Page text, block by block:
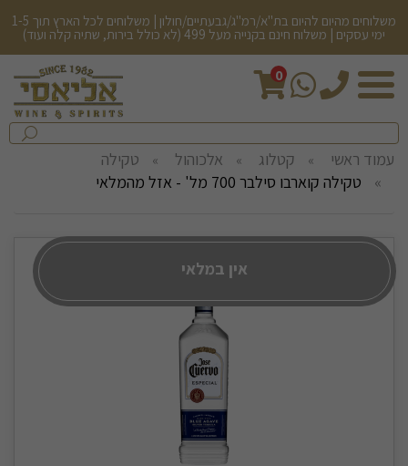
משלוחים מהיום להיום בת"א/רמ"ג/גבעתיים/חולון | משלוחים לכל הארץ תוך 1-5
ימי עסקים | משלוח חינם בקנייה מעל 499 (לא כולל בירות, שתיה קלה ועוד)
0
חיפש
בחנות...
עמוד ראשי קטלוג אלכוהול
טקילה
טקילה קוארבו סילבר 700 מל' - אזל מהמלאי
אין במלאי